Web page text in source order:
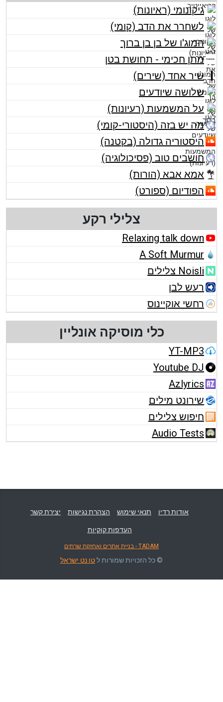
גיקונומי (ראיונות)
לשחרר את הדב (קומי)
המוג'ו של בן בן ברוך
מתן חכימי - תחושת בטן
שיר אחד (שירים)
שלושה שיודעים
על המשמעות (רעיונות)
מה יש בזה (היסטורי-קומי)
היסטוריה גדולה (בקטנה)
חושבים טוב (פסיכולוגיה)
אמא אבא (הורות)
הפודיום (ספורט)
צלילי רקע
Relaxing talk down
A Soft Murmur
Noisli צלילים
רעש לבן
רחשי אוקיינוס
כלי מוסיקה אונליין
YT-MP3
Youtube DJ
Azlyrics
שירונט מילים
חיפוש צלילים
Audio Tests
אודות רדיו תנאי שימוש הצהרת נגישות יצירת קשר
העדפות קוקיות
TADAM - בניית אתרים ואחזקת שרתים
© כל הזכויות שמורות לטו נט ישראל